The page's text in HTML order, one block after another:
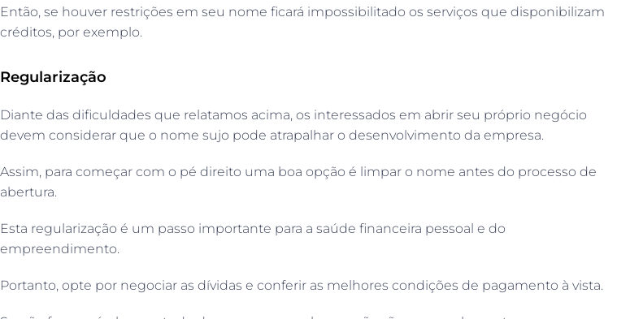
Então, se houver restrições em seu nome ficará impossibilitado os serviços que disponibilizam
créditos, por exemplo.
Regularização
Diante das dificuldades que relatamos acima, os interessados em abrir seu próprio negócio
devem considerar que o nome sujo pode atrapalhar o desenvolvimento da empresa.
Assim, para começar com o pé direito uma boa opção é limpar o nome antes do processo de
abertura.
Esta regularização é um passo importante para a saúde financeira pessoal e do
empreendimento.
Portanto, opte por negociar as dívidas e conferir as melhores condições de pagamento à vista.